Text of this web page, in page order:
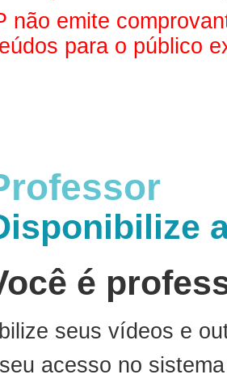
não emite
para o público
é
seus vídeos e
acesso no